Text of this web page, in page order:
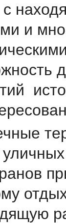
с
и